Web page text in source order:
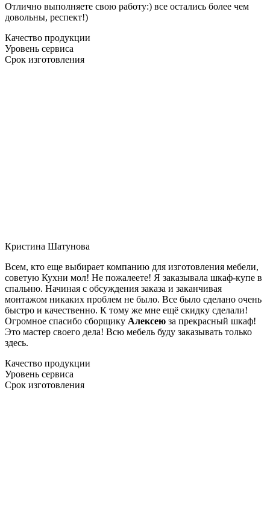
Отлично выполняете свою работу:) все остались более чем
довольны, респект!)
Качество продукции
Уровень сервиса
Срок изготовления
Кристина Шатунова
Всем, кто еще выбирает компанию для изготовления мебели,
советую Кухни мол! Не пожалеете! Я заказывала шкаф-купе в
спальню. Начиная с обсуждения заказа и заканчивая
монтажом никаких проблем не было. Все было сделано очень
быстро и качественно. К тому же мне ещё скидку сделали!
Огромное спасибо сборщику Алексею за прекрасный шкаф!
Это мастер своего дела! Всю мебель буду заказывать только
здесь.
Качество продукции
Уровень сервиса
Срок изготовления